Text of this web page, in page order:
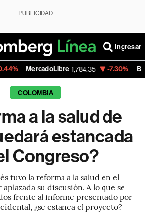
PUBLICIDAD
Ingresar
1,784.35 -7.30% Banco de Bogota
COLOMBIA
a la salud de
estancada
Congreso?
tuvo la reforma a la salud en el
aplazada su discusión. A lo que se
frente al informe presentado por
¿se estanca el proyecto?